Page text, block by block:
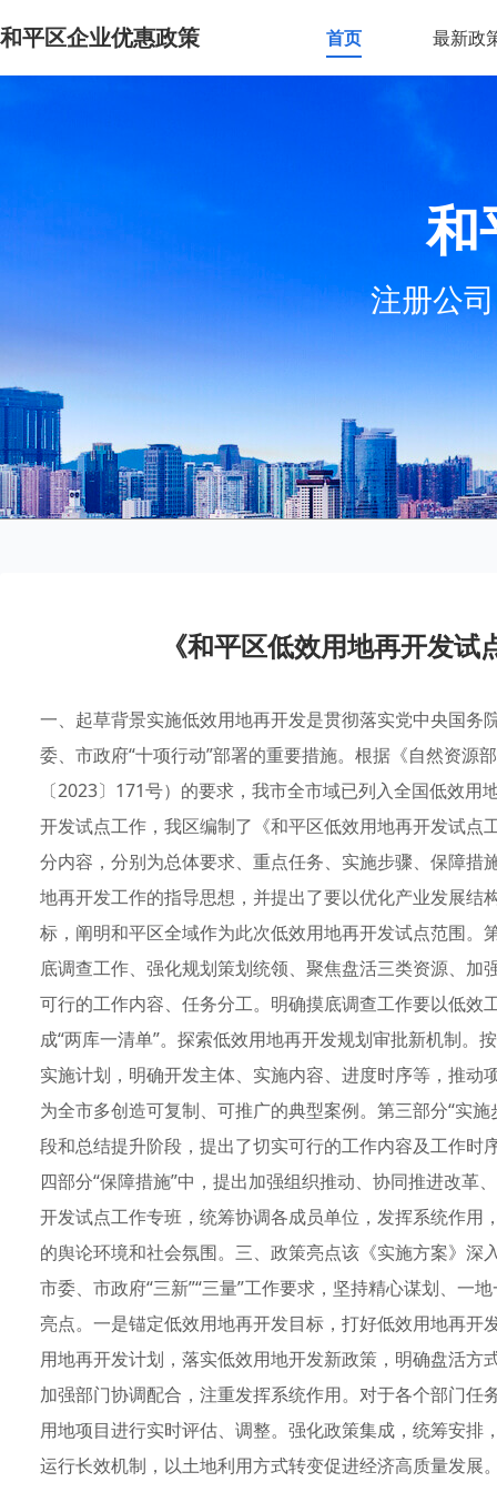
和平区企业优惠政策 首页 最新政
和
注册公
《和平区低效用地再开发
一、起草背景实施低效用地再开发是贯彻落实党中央国
委、市政府“十项行动”部署的重要措施。根据《自然资源
〔2023〕171号）的要求，我市全市域已列入全国低效
开发试点工作，我区编制了《和平区低效用地再开发试
分内容，分别为总体要求、重点任务、实施步骤、保障措
地再开发工作的指导思想，并提出了要以优化产业发展
标，阐明和平区全域作为此次低效用地再开发试点范围。
底调查工作、强化规划策划统领、聚焦盘活三类资源、
可行的工作内容、任务分工。明确摸底调查工作要以低
成“两库一清单”。探索低效用地再开发规划审批新机制。
实施计划，明确开发主体、实施内容、进度时序等，推
为全市多创造可复制、可推广的典型案例。第三部分“实
段和总结提升阶段，提出了切实可行的工作内容及工作
四部分“保障措施”中，提出加强组织推动、协同推进改
开发试点工作专班，统筹协调各成员单位，发挥系统作
的舆论环境和社会氛围。三、政策亮点该《实施方案》
市委、市政府“三新”“三量”工作要求，坚持精心谋划、一
亮点。一是锚定低效用地再开发目标，打好低效用地再开
用地再开发计划，落实低效用地开发新政策，明确盘活
加强部门协调配合，注重发挥系统作用。对于各个部门
用地项目进行实时评估、调整。强化政策集成，统筹安
运行长效机制，以土地利用方式转变促进经济高质量发展